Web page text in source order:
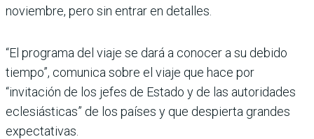
noviembre, pero sin entrar en detalles.
“El programa del viaje se dará a conocer a su debido
tiempo”, comunica sobre el viaje que hace por
“invitación de los jefes de Estado y de las autoridades
eclesiásticas” de los países y que despierta grandes
expectativas.